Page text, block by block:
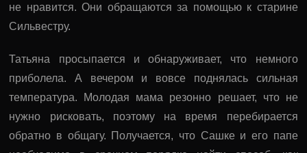
не нравится. Они обращаются за помощью к старине
Сильвестру.
Татьяна просыпается и обнаруживает, что немного
приболела. А вечером и вовсе поднялась сильная
температура. Молодая мама резонно решает, что не
нужно рисковать, поэтому на время перебирается
обратно в общагу. Получается, что Сашке и его папе